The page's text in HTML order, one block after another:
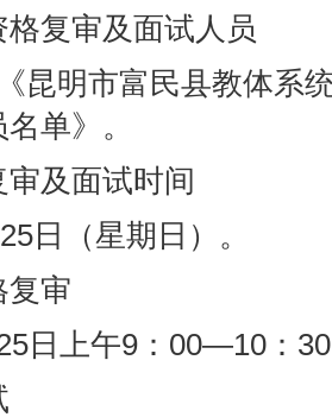
复审及面试人员
昆明市富民县教体系
单》。
及面试时间
日（星期日）。
复审
日上午9：00—10：